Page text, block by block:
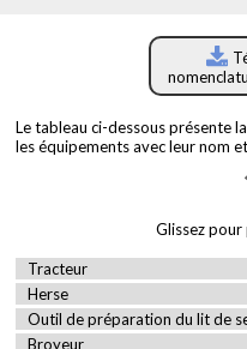
Le tableau ci-dessous présente
les équipements avec leur nom
Glissez
Tracteur
Herse
Outil de préparation du lit de
Broyeur